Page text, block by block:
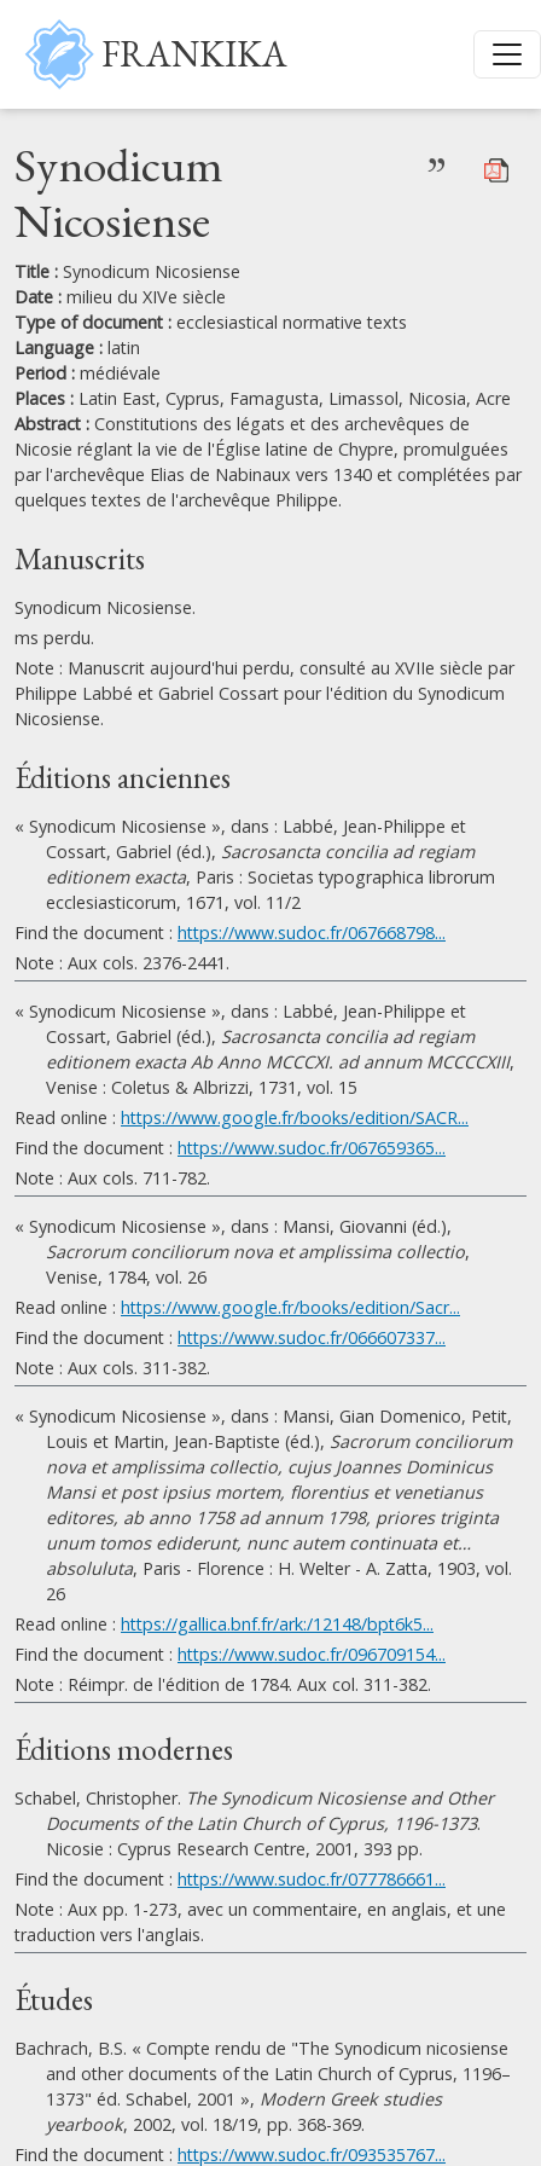
Skip to main content
FRANKIKA
Synodicum
Nicosiense
”
Title : Synodicum Nicosiense
Date : milieu du XIVe siècle
Type of document : ecclesiastical normative texts
Language : latin
Period : médiévale
Places : Latin East, Cyprus, Famagusta, Limassol, Nicosia, Acre
Abstract : Constitutions des légats et des archevêques de
Nicosie réglant la vie de l'Église latine de Chypre, promulguées
par l'archevêque Elias de Nabinaux vers 1340 et complétées par
quelques textes de l'archevêque Philippe.
Manuscrits
Synodicum Nicosiense.
ms perdu.
Note : Manuscrit aujourd'hui perdu, consulté au XVIIe siècle par
Philippe Labbé et Gabriel Cossart pour l'édition du Synodicum
Nicosiense.
Éditions anciennes
« Synodicum Nicosiense », dans : Labbé, Jean-Philippe et
Cossart, Gabriel (éd.), Sacrosancta concilia ad regiam
editionem exacta, Paris : Societas typographica librorum
ecclesiasticorum, 1671, vol. 11/2
Find the document : https://www.sudoc.fr/067668798...
Note : Aux cols. 2376-2441.
« Synodicum Nicosiense », dans : Labbé, Jean-Philippe et
Cossart, Gabriel (éd.), Sacrosancta concilia ad regiam
editionem exacta Ab Anno MCCCXI. ad annum MCCCCXIII,
Venise : Coletus & Albrizzi, 1731, vol. 15
Read online : https://www.google.fr/books/edition/SACR...
Find the document : https://www.sudoc.fr/067659365...
Note : Aux cols. 711-782.
« Synodicum Nicosiense », dans : Mansi, Giovanni (éd.),
Sacrorum conciliorum nova et amplissima collectio,
Venise, 1784, vol. 26
Read online : https://www.google.fr/books/edition/Sacr...
Find the document : https://www.sudoc.fr/066607337...
Note : Aux cols. 311-382.
« Synodicum Nicosiense », dans : Mansi, Gian Domenico, Petit,
Louis et Martin, Jean-Baptiste (éd.), Sacrorum conciliorum
nova et amplissima collectio, cujus Joannes Dominicus
Mansi et post ipsius mortem, florentius et venetianus
editores, ab anno 1758 ad annum 1798, priores triginta
unum tomos ediderunt, nunc autem continuata et…
absoluluta, Paris - Florence : H. Welter - A. Zatta, 1903, vol.
26
Read online : https://gallica.bnf.fr/ark:/12148/bpt6k5...
Find the document : https://www.sudoc.fr/096709154...
Note : Réimpr. de l'édition de 1784. Aux col. 311-382.
Éditions modernes
Schabel, Christopher. The Synodicum Nicosiense and Other
Documents of the Latin Church of Cyprus, 1196-1373.
Nicosie : Cyprus Research Centre, 2001, 393 pp.
Find the document : https://www.sudoc.fr/077786661...
Note : Aux pp. 1-273, avec un commentaire, en anglais, et une
traduction vers l'anglais.
Études
Bachrach, B.S. « Compte rendu de "The Synodicum nicosiense
and other documents of the Latin Church of Cyprus, 1196–
1373" éd. Schabel, 2001 », Modern Greek studies
yearbook, 2002, vol. 18/19, pp. 368-369.
Find the document : https://www.sudoc.fr/093535767...